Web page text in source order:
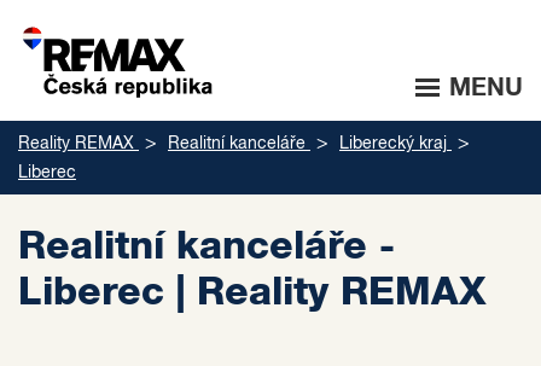
MENU
Reality REMAX Realitní kanceláře
Liberecký kraj
Liberec
Realitní kanceláře -
Liberec | Reality REMAX